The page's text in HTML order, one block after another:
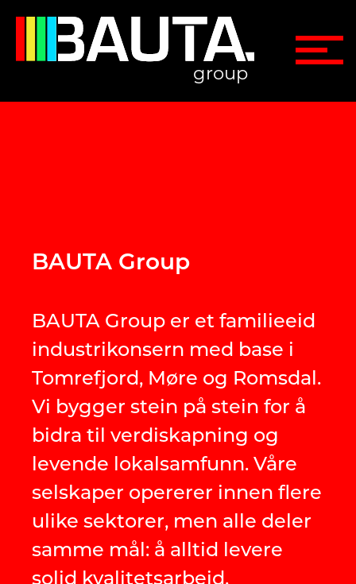
group
BAUTA Group
BAUTA Group er et familieeid
industrikonsern med base i
Tomrefjord, Møre og Romsdal.
Vi bygger stein på stein for å
bidra til verdiskapning og
levende lokalsamfunn. Våre
selskaper opererer innen flere
ulike sektorer, men alle deler
samme mål: å alltid levere
solid kvalitetsarbeid.